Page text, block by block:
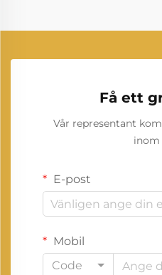
Få ett
Vår representant
inom
E-post
Mobil
Code